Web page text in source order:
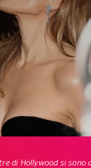
di Hollywood si sono